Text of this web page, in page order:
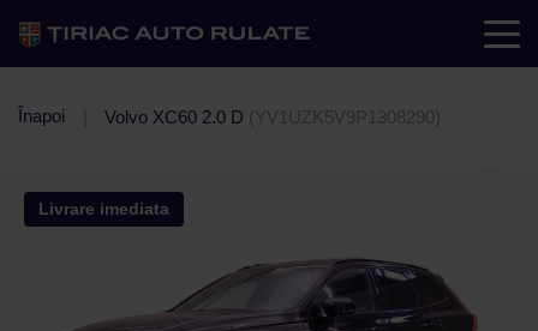
Înapoi Volvo XC60 2.0 D (YV1UZK5V9P1308290)
Livrare imediata